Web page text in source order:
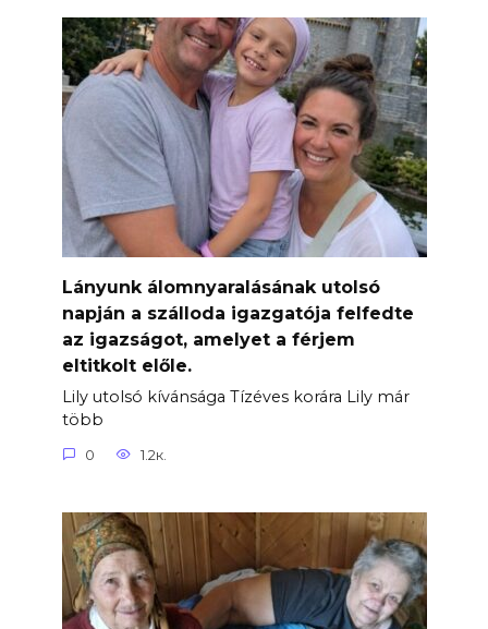
Lányunk álomnyaralásának utolsó
napján a szálloda igazgatója felfedte
az igazságot, amelyet a férjem
eltitkolt előle.
Lily utolsó kívánsága Tízéves korára Lily már
több
0 1.2к.